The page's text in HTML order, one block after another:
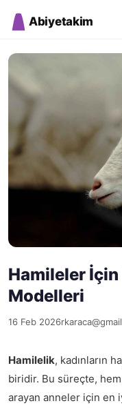
Abiyetakim
Hamileler İçin
Modelleri
16 Feb 2026
Hamilelik, kadınların
biridir. Bu süreçte,
arayan anneler için en